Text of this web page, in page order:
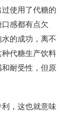
使用了代糖的
感都有点欠
的成功，离不
代糖生产饮料
耐受性，但原
，这也就意味